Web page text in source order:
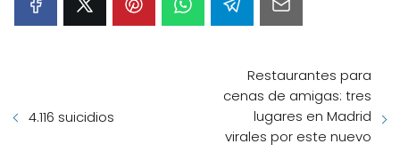
4.116 suicidios
Restaurantes para
cenas de amigas: tres
lugares en Madrid
virales por este nuevo